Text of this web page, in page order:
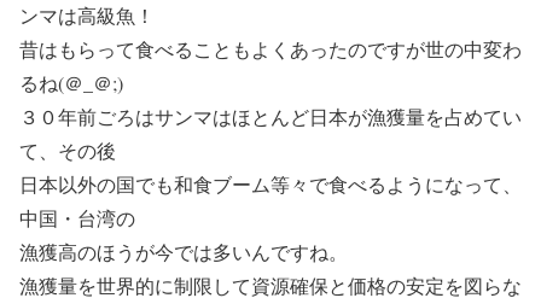
ンマは高級魚！
昔はもらって食べることもよくあったのですが世の中変わ
るね(＠_＠;)
３０年前ごろはサンマはほとんど日本が漁獲量を占めてい
て、その後
日本以外の国でも和食ブーム等々で食べるようになって、
中国・台湾の
漁獲高のほうが今では多いんですね。
漁獲量を世界的に制限して資源確保と価格の安定を図らな